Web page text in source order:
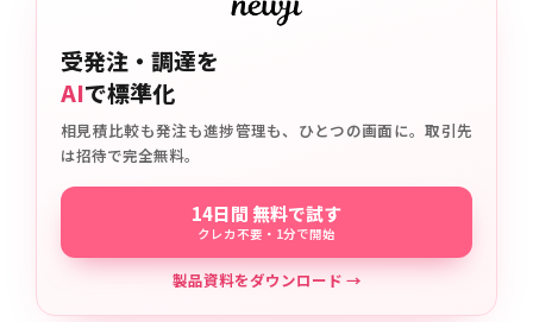
受発注・調達を
AIで標準化
相見積比較も発注も進捗管理も、ひとつの画面に。取引先
は招待で完全無料。
14日間 無料で試す
クレカ不要・1分で開始
製品資料をダウンロード →